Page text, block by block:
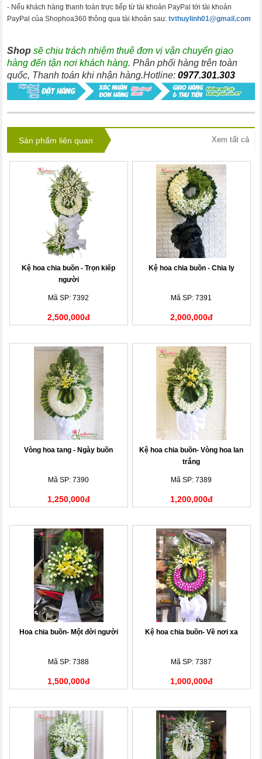
- Nếu khách hàng thanh toán trực tiếp từ tài khoản PayPal tới tài khoản
PayPal của Shophoa360 thông qua tài khoản sau:tvthuylinh01@gmail.com
Shop sẽ chịu trách nhiệm thuê đơn vị vận chuyển giao
hàng đến tận nơi khách hàng. Phân phối hàng trên toàn
quốc, Thanh toán khi nhận hàng.Hotline:0977.301.303
Sản phẩm liên quan Xem tất cả
Kệ hoa chia buồn - Trọn kiếp
người
Mã SP: 7392
2,500,000đ
Kệ hoa chia buồn - Chia ly
Mã SP: 7391
2,000,000đ
Vòng hoa tang - Ngày buồn
Mã SP: 7390
1,250,000đ
Kệ hoa chia buồn- Vòng hoa lan
trắng
Mã SP: 7389
1,200,000đ
Hoa chia buồn- Một đời người
Mã SP: 7388
1,500,000đ
Kệ hoa chia buồn- Về nơi xa
Mã SP: 7387
1,000,000đ